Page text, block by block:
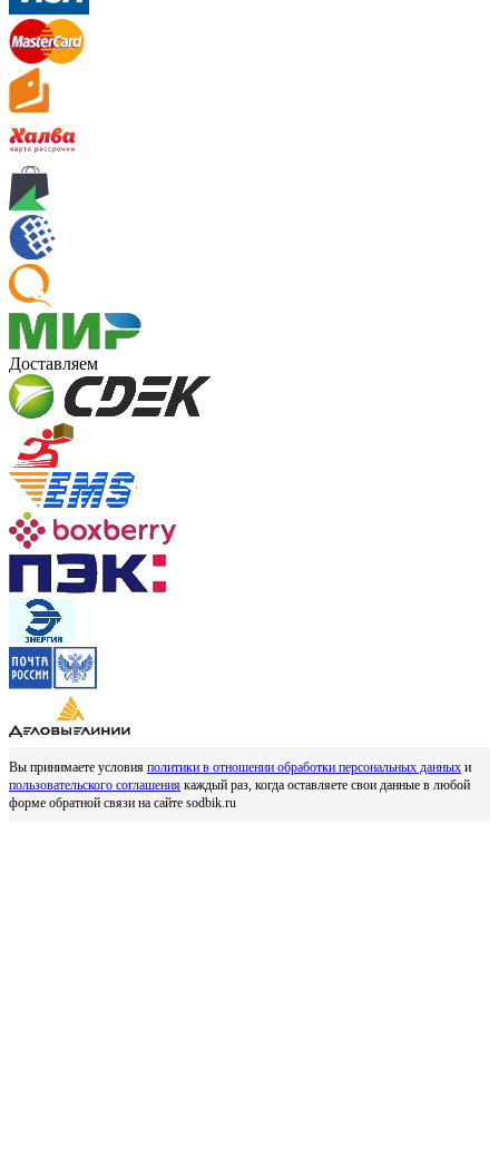
Доставляем
Вы принимаете условия политики в отношении обработки персональных данных и
пользовательского соглашения каждый раз, когда оставляете свои данные в любой
форме обратной связи на сайте sodbik.ru